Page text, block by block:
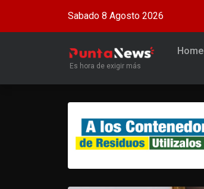
Sabado 8 Agosto 2026
Es hora de exigir más
Home